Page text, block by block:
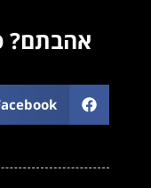
אהבתם?